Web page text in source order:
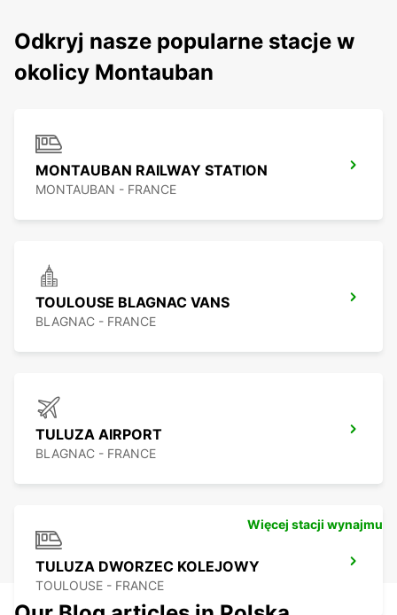
Odkryj nasze popularne stacje w
okolicy Montauban
MONTAUBAN RAILWAY STATION
MONTAUBAN - FRANCE
TOULOUSE BLAGNAC VANS
BLAGNAC - FRANCE
TULUZA AIRPORT
BLAGNAC - FRANCE
TULUZA DWORZEC KOLEJOWY
TOULOUSE - FRANCE
Więcej stacji wynajmu